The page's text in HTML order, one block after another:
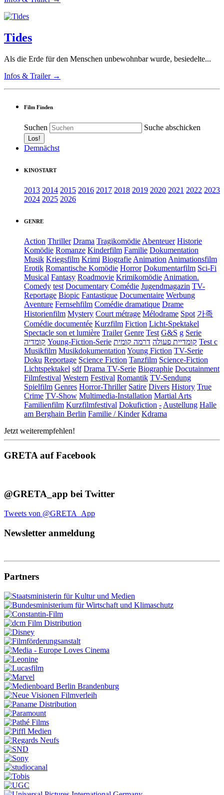
Tides
Als die Erde für den Menschen unbewohnbar wurde, besiedelte...
Infos & Trailer →
Film Finden
Suchen Suche abschicken
Demnächst
KINOSTART
2013 2014 2015 2016 2017 2018 2019 2020 2021 2022 2023
2024 2025 2026
GENRE
Action Thriller Drama Tragikomödie Abenteuer Historie
Komödie Romanze Kinderfilm Familie Dokumentation
Musik Kriegsfilm Krimi Biografie Animation Animationsfilm
Erotik Romantische Komödie Horror Dokumentarfilm Sci-Fi
Musical Fantasy Roadmovie Krimikomödie Animation.
Comedy test Documentary Comédie Jugendmagazin TV-
Reportage Biopic Fantastique Documentaire Werbung
Aventure Fernsehfilm Comédie dramatique Drame
Historienfilm Mystery Court métrage Mélodrame Spot 가족
Comédie documentée Kurzfilm Fiction Licht-Spektakel
Spectacle son et lumière Trailer Genre Test G&S g Serie
קומדיה Young-Fiction-Serie קומדיית פעולה דרמה קומית
Test c
Musikfilm Musikdokumentation Young Fiction TV-Serie
Doku Reportage Science Fiction Tanzfilm Science-Fiction
Lichtspektakel sdf Drama TV-Serie Biographie Docutainment
Filmfestival Western Festival Romantik TV-Sendung
Spielfilm Genres Horror-Thriller Satire Divers History True
Crime TV-Show Multimedia-Installation Martial Arts
Familienfilm Kurzfilmfestival Dokufiction - Austellung Halle
am Berghain Berlin Familie / Kinder Kdrama
Jetzt weiterempfehlen!
GRETA auf Facebook
@GRETA_app bei Twitter
Tweets von @GRETA_App
Newsletter anmeldung
Partners